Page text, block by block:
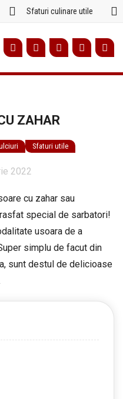
Sfaturi culinare utile
ZAHAR
Sfaturi utile
2022
cu zahar sau
special de sarbatori!
usoara de a
simplu de facut din
sunt destul de delicioase